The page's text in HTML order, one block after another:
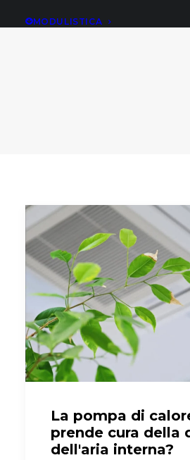
MODULISTICA
La pompa di
prende cura della
dell'aria interna?